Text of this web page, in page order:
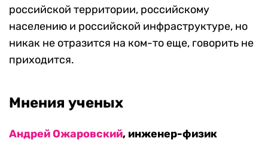
российской территории, российскому
населению и российской инфраструктуре, но
никак не отразится на ком-то еще, говорить не
приходится.
Мнения ученых
Андрей Ожаровский, инженер-физик